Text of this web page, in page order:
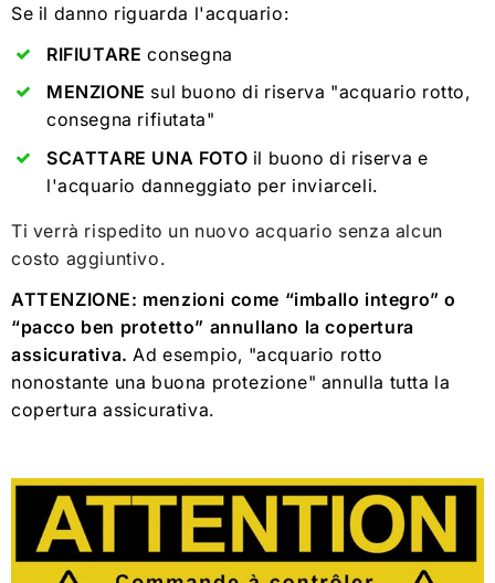
Se il danno riguarda l'acquario:
RIFIUTARE consegna
MENZIONE sul buono di riserva "acquario rotto,
consegna rifiutata"
SCATTARE UNA FOTO il buono di riserva e
l'acquario danneggiato per inviarceli.
Ti verrà rispedito un nuovo acquario senza alcun
costo aggiuntivo.
ATTENZIONE: menzioni come “imballo integro” o
“pacco ben protetto” annullano la copertura
assicurativa.Ad esempio, "acquario rotto
nonostante una buona protezione" annulla tutta la
copertura assicurativa.